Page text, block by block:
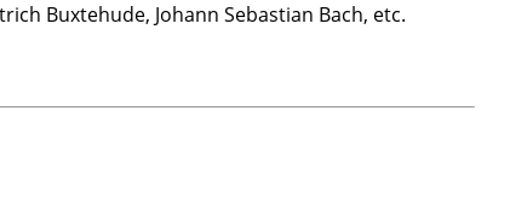
Buxtehude, Johann Sebastian Bach, etc.